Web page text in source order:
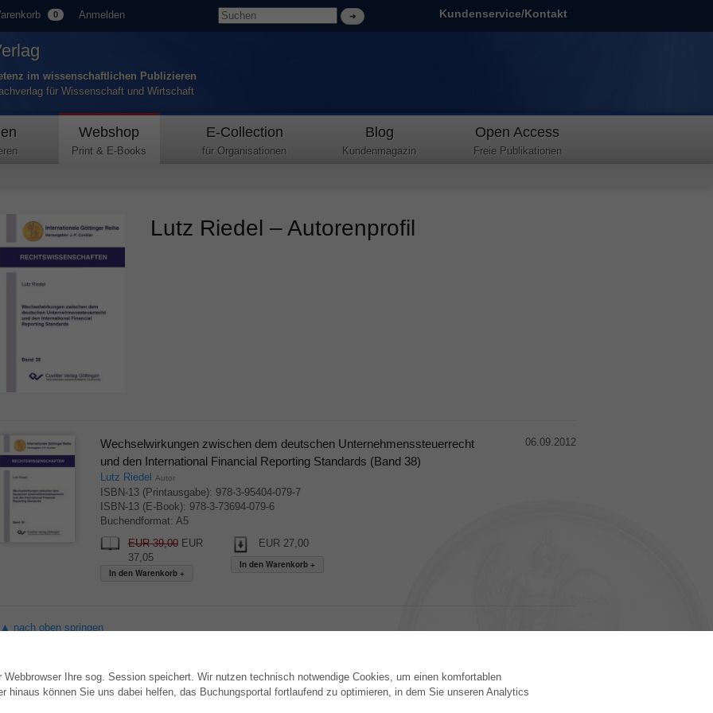
Ihre sog. Session speichert. Wir nutzen technisch notwendige Cookies, um einen komfortablen
hinaus können Sie uns dabei helfen, das Buchungsportal fortlaufend zu optimieren, in dem Sie unseren Analytics
0 Anmelden Kundenservice/Kontakt
im wissenschaftlichen Publizieren
für Wissenschaft und Wirtschaft
Webshop
Print & E-Books
E-Collection
für Organisationen
Blog
Kundenmagazin
Open Access
Freie Publikationen
Lutz Riedel – Autorenprofil
Wechselwirkungen zwischen dem deutschen Unternehmenssteuerrecht
und den International Financial Reporting Standards (Band 38)
Lutz Riedel Autor
ISBN-13 (Printausgabe): 978-3-95404-079-7
ISBN-13 (E-Book): 978-3-73694-079-6
Buchendformat: A5
EUR 39,00EUR
37,05
EUR 27,00
06.09.2012
▲ nach oben springen
WEBSHOP AUTOR WERDEN VERLAG